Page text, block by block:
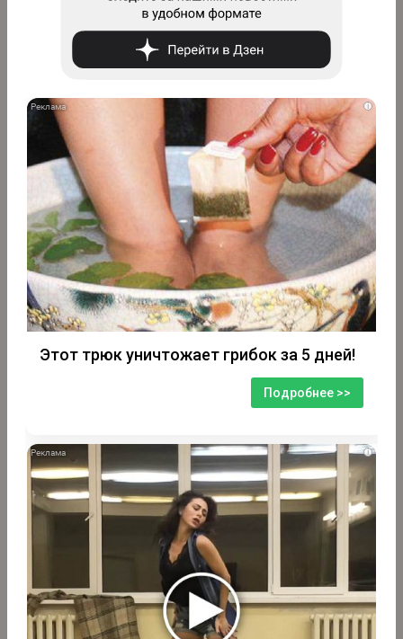
i
Этот трюк уничтожает грибок за 5 дней!
Подробнее >>
i